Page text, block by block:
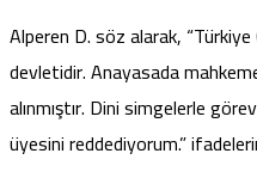
Alperen D. söz alarak,
devletidir. Anayasada
alınmıştır. Dini simgelerle
üyesini reddediyorum.”